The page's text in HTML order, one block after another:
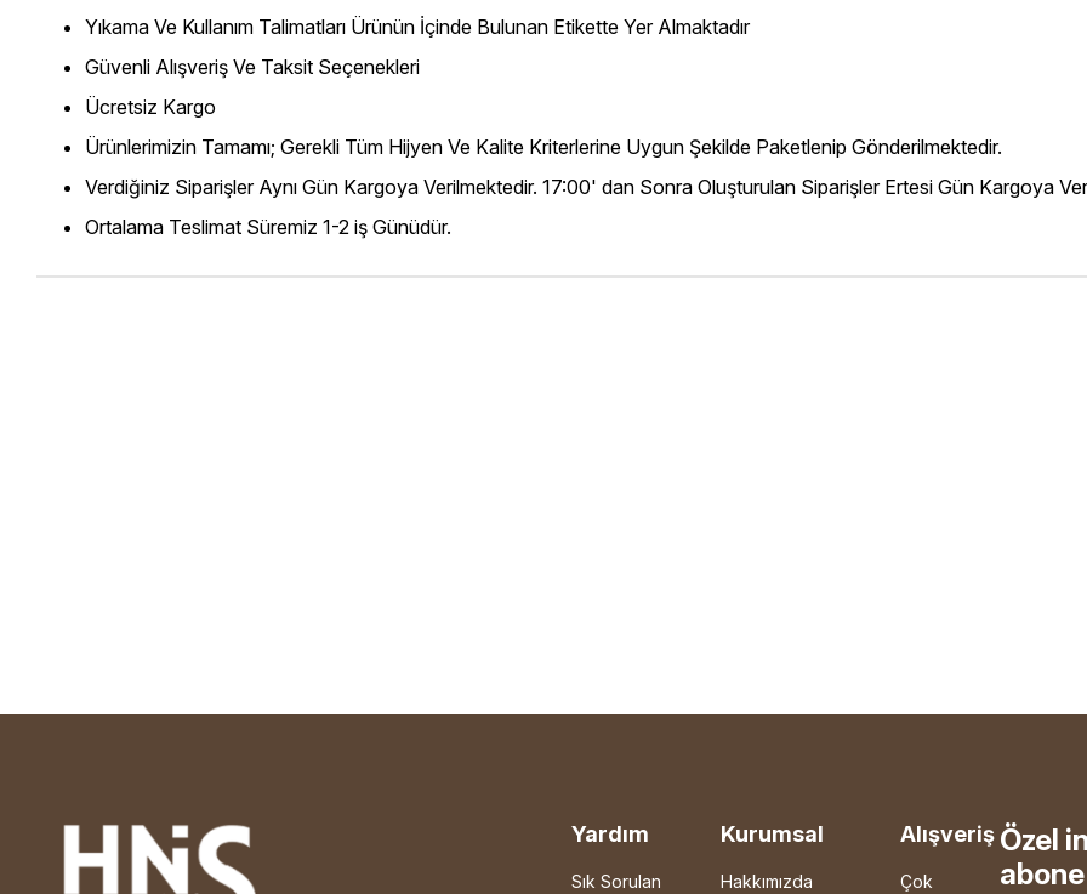
Yıkama Ve Kullanım Talimatları Ürünün İçinde Bulunan Etikette Yer Almaktadır
Güvenli Alışveriş Ve Taksit Seçenekleri
Ücretsiz Kargo
Ürünlerimizin Tamamı; Gerekli Tüm Hijyen Ve Kalite Kriterlerine Uygun Şekilde Paketlenip Gönderilmektedir.
Verdiğiniz Siparişler Aynı Gün Kargoya Verilmektedir. 17:00' dan Sonra Oluşturulan Siparişler Ertesi Gün Kargoya
Ortalama Teslimat Süremiz 1-2 iş Günüdür.
Yardım
Sık Sorulan
Kurumsal
Hakkımızda
Alışveriş
Çok
Özel